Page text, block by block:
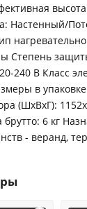
Настенный/
Степень
240 В Класс
в
(ШхВхГ):
брутто: 6 кг
- веранд,